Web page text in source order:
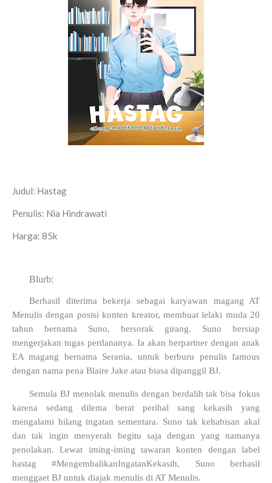
Judul: Hastag
Penulis: Nia Hindrawati
Harga: 85k
Blurb:
Berhasil diterima bekerja sebagai karyawan magang AT
Menulis dengan posisi konten kreator, membuat lelaki muda 20
tahun bernama Suno, bersorak girang. Suno bersiap
mengerjakan tugas perdananya. Ia akan berpartner dengan anak
EA magang bernama Serania, untuk berburu penulis famous
dengan nama pena Blaire Jake atau biasa dipanggil BJ.
Semula BJ menolak menulis dengan berdalih tak bisa fokus
karena sedang dilema berat perihal sang kekasih yang
mengalami hilang ingatan sementara. Suno tak kehabisan akal
dan tak ingin menyerah begitu saja dengan yang namanya
penolakan. Lewat iming-iming tawaran konten dengan label
hastag #MengembalikanIngatanKekasih, Suno berhasil
menggaet BJ untuk diajak menulis di AT Menulis.